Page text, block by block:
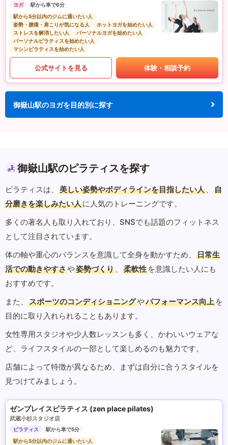
ヨガ
駅から車で6分
駅から5分以内のジムに通いたい人
姿勢・腰痛・肩こりが気になる人
ホットヨガを始めたい人
ストレスを解消したい人
パーソナルヨガを始めたい人
パーソナルピラティスを始めたい人
マシンピラティスを始めたい人
公式サイトを見る 体験・相談予約
御嶽山駅のヨガを目的別に探す
御嶽山駅のピラティスを探す
ピラティスは、 美しい姿勢やボディラインを目指したい人 、
自
分磨きを楽しみたい人に人気のトレーニングです。
多くの著名人も取り入れており、SNSでも話題のフィットネス
として注目されています。
体の軸や重心のバランスを意識して全身を動かすため、
日常生
活での動きやすさや姿勢づくり 、 柔軟性 を意識したい人にも
おすすめです。
また、
スポーツのコンディショニングやパフォーマンス向上 を
目的に取り入れられることもあります。
女性専用スタジオや少人数レッスンも多く、かわいいウェアな
ど、ライフスタイルの一部として楽しめるのも魅力です。
店舗によって特徴が異なるため、まずは自分に合うスタイルを
見つけてみましょう。
ゼンプレイスピラティス (zen place pilates)
武蔵小杉スタジオ店
ピラティス
駅から車で5分
駅から5分以内のジムに通いたい人